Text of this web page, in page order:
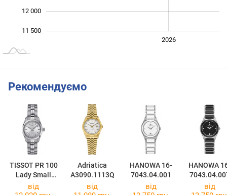
11 500
12 000
2026
Рекомендуємо
TISSOT PR 100
Lady Small
T101.010.11.0
Adriatica
A3090.1113Q
HANOWA 16-
7043.04.001
HANOWA
від
від
від
від